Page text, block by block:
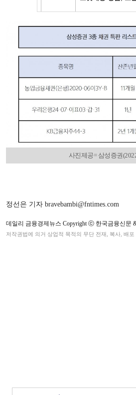
사진제공= 삼성증권
정선은 기자 bravebambi@fntimes.com
데일리 금융경제뉴스 Copyright ⓒ 한국금융신문
저작권법에 의거 상업적 목적의 무단 전재, 복사, 배포